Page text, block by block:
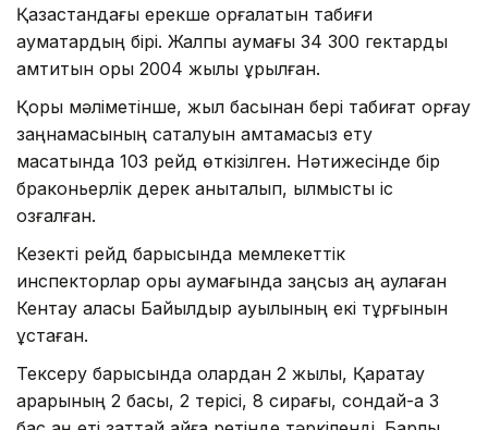
Қазақстандағы ерекше қорғалатын табиғи
аумақтардың бірі. Жалпы аумағы 34 300 гектарды
қамтитын қорық 2004 жылы құрылған.
Қорық мәліметінше, жыл басынан бері табиғат қорғау
заңнамасының сақталуын қамтамасыз ету
мақсатында 103 рейд өткізілген. Нәтижесінде бір
браконьерлік дерек анықталып, қылмыстық іс
қозғалған.
Кезекті рейд барысында мемлекеттік
инспекторлар қорық аумағында заңсыз аң аулаған
Кентау қаласы Байылдыр ауылының екі тұрғынын
ұстаған.
Тексеру барысында олардан 2 жылқы, Қаратау
арқарының 2 басы, 2 терісі, 8 сирағы, сондай-ақ 3